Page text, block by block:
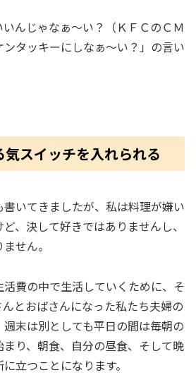
んじゃなぁ～い？（ＫＦＣのＣＭ
タッキーにしなぁ～い？」の言い
スイッチを入れられる
いてきましたが、私は料理が嫌い
、決して好きではありませんし、
せん。
費の中で生活していくために、そ
とおばさんになった私たち夫婦の
末は別としても平日の間は毎朝の
り、朝食、自分の昼食、そして晩
立つことになります。